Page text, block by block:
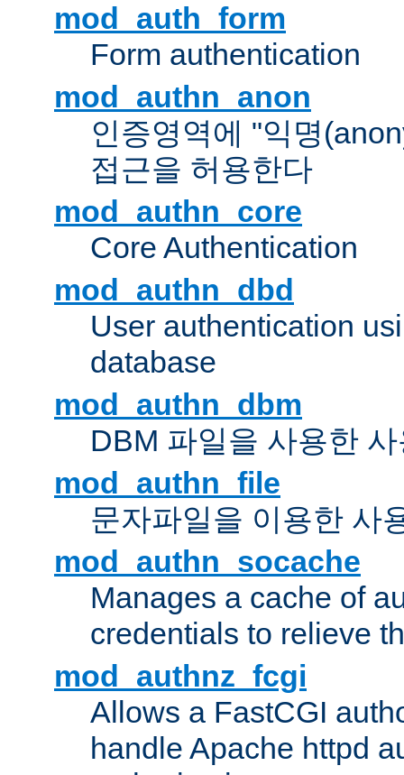
mod_auth_form
Form authentication
mod_authn_anon
인증영역에 "익명
접근을 허용한다
mod_authn_core
Core Authentication
mod_authn_dbd
User authentication
database
mod_authn_dbm
DBM 파일을 사용한
mod_authn_file
문자파일을 이용한 사
mod_authn_socache
Manages a cache of
credentials to relieve
mod_authnz_fcgi
Allows a FastCGI
handle Apache httpd